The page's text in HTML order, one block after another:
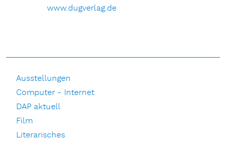
www.dugverlag.de
Ausstellungen
Computer - Internet
DAP aktuell
Film
Literarisches